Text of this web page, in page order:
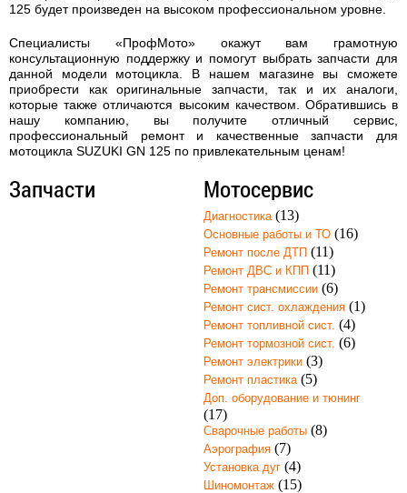
125 будет произведен на высоком профессиональном уровне.
Специалисты «ПрофМото» окажут вам грамотную
консультационную поддержку и помогут выбрать запчасти для
данной модели мотоцикла. В нашем магазине вы сможете
приобрести как оригинальные запчасти, так и их аналоги,
которые также отличаются высоким качеством. Обратившись в
нашу компанию, вы получите отличный сервис,
профессиональный ремонт и качественные запчасти для
мотоцикла SUZUKI GN 125 по привлекательным ценам!
Запчасти Мотосервис
Диагностика(13)
Основные работы и ТО(16)
Ремонт после ДТП(11)
Ремонт ДВС и КПП(11)
Ремонт трансмиссии(6)
Ремонт сист. охлаждения(1)
Ремонт топливной сист. (4)
Ремонт тормозной сист. (6)
Ремонт электрики(3)
Ремонт пластика(5)
Доп. оборудование и тюнинг
(17)
Сварочные работы(8)
Аэрография(7)
Установка дуг(4)
Шиномонтаж(15)